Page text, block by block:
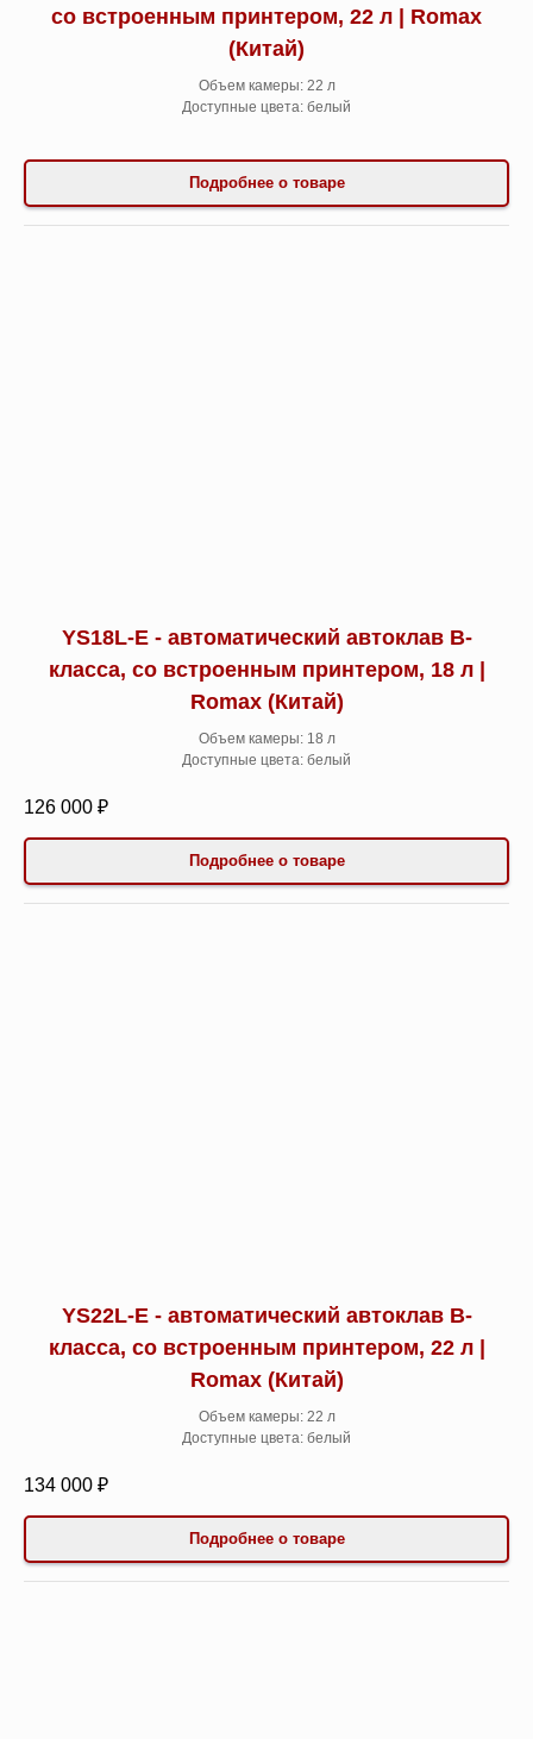
со встроенным принтером, 22 л | Romax
(Китай)
Объем камеры: 22 л
Доступные цвета: белый
Подробнее о товаре
YS18L-E - автоматический автоклав B-
класса, со встроенным принтером, 18 л |
Romax (Китай)
Объем камеры: 18 л
Доступные цвета: белый
126 000 ₽
Подробнее о товаре
YS22L-E - автоматический автоклав B-
класса, со встроенным принтером, 22 л |
Romax (Китай)
Объем камеры: 22 л
Доступные цвета: белый
134 000 ₽
Подробнее о товаре